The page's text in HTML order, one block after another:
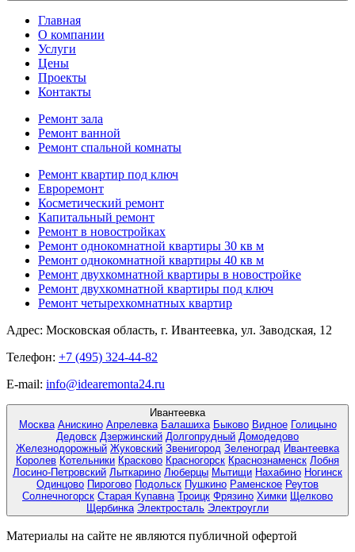
Главная
О компании
Услуги
Цены
Проекты
Контакты
Ремонт зала
Ремонт ванной
Ремонт спальной комнаты
Ремонт квартир под ключ
Евроремонт
Косметический ремонт
Капитальный ремонт
Ремонт в новостройках
Ремонт однокомнатной квартиры 30 кв м
Ремонт однокомнатной квартиры 40 кв м
Ремонт двухкомнатной квартиры в новостройке
Ремонт двухкомнатной квартиры под ключ
Ремонт четырехкомнатных квартир
Адрес: Московская область, г. Ивантеевка, ул. Заводская, 12
Телефон: +7 (495) 324-44-82
E-mail: info@idearemonta24.ru
Ивантеевка
Москва Анискино Апрелевка Балашиха Быково Видное Голицыно
Дедовск Дзержинский Долгопрудный Домодедово
Железнодорожный Жуковский Звенигород Зеленоград Ивантеевка
Королев Котельники Красково Красногорск Краснознаменск Лобня
Лосино-Петровский Лыткарино Люберцы Мытищи Нахабино Ногинск
Одинцово Пирогово Подольск Пушкино Раменское Реутов
Солнечногорск Старая Купавна Троицк Фрязино Химки Щелково
Щербинка Электросталь Электроугли
Материалы на сайте не являются публичной офертой